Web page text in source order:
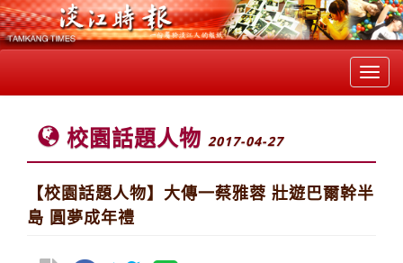
校園話題人物 2017-04-27
【校園話題人物】大傳一蔡雅蓉 壯遊巴爾幹半
島 圓夢成年禮